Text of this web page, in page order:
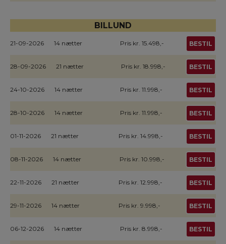
BILLUND
21-09-2026 14 nætter Pris kr. 15.498,- BESTIL
28-09-2026 21 nætter Pris kr. 18.998,- BESTIL
24-10-2026 14 nætter Pris kr. 11.998,- BESTIL
28-10-2026 14 nætter Pris kr. 11.998,- BESTIL
01-11-2026 21 nætter Pris kr. 14.998,- BESTIL
08-11-2026 14 nætter Pris kr. 10.998,- BESTIL
22-11-2026 21 nætter Pris kr. 12.998,- BESTIL
29-11-2026 14 nætter Pris kr. 9.998,- BESTIL
06-12-2026 14 nætter Pris kr. 8.998,- BESTIL